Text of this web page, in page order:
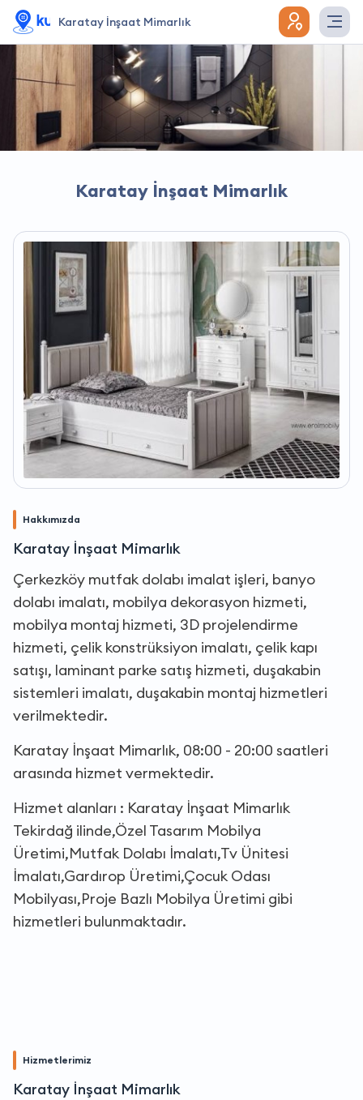
Karatay İnşaat Mimarlık
Karatay İnşaat Mimarlık
Hakkımızda
Karatay İnşaat Mimarlık
Çerkezköy mutfak dolabı imalat işleri, banyo
dolabı imalatı, mobilya dekorasyon hizmeti,
mobilya montaj hizmeti, 3D projelendirme
hizmeti, çelik konstrüksiyon imalatı, çelik kapı
satışı, laminant parke satış hizmeti, duşakabin
sistemleri imalatı, duşakabin montaj hizmetleri
verilmektedir.
Karatay İnşaat Mimarlık, 08:00 - 20:00 saatleri
arasında hizmet vermektedir.
Hizmet alanları : Karatay İnşaat Mimarlık
Tekirdağ ilinde,Özel Tasarım Mobilya
Üretimi,Mutfak Dolabı İmalatı,Tv Ünitesi
İmalatı,Gardırop Üretimi,Çocuk Odası
Mobilyası,Proje Bazlı Mobilya Üretimi gibi
hizmetleri bulunmaktadır.
Hizmetlerimiz
Karatay İnşaat Mimarlık